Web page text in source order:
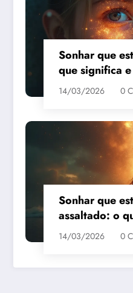
Sonhar que
que significa
interpretar?
14/03/2026 0
Sonhar que
assaltado: o
quer te dizer?
14/03/2026 0